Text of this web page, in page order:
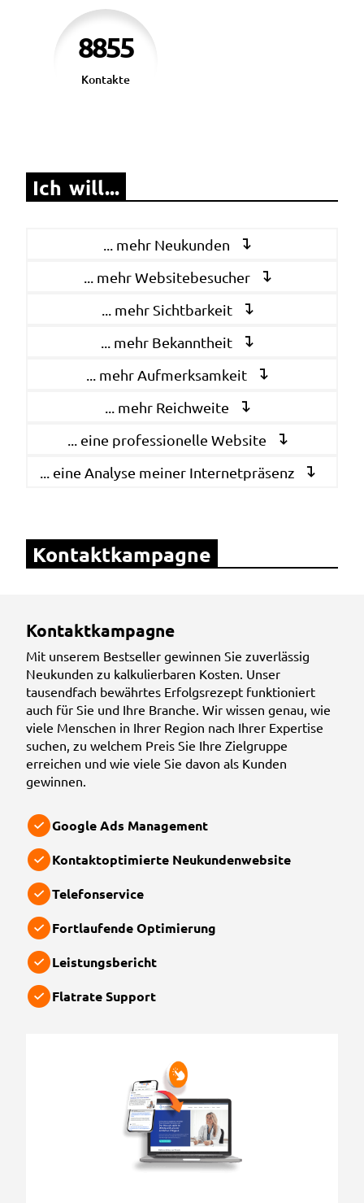
8855
Kontakte
Ich will...
... mehr Neukunden
... mehr Websitebesucher
... mehr Sichtbarkeit
... mehr Bekanntheit
... mehr Aufmerksamkeit
... mehr Reichweite
... eine professionelle Website
... eine Analyse meiner Internetpräsenz
Kontaktkampagne
Kontaktkampagne
Mit unserem Bestseller gewinnen Sie zuverlässig
Neukunden zu kalkulierbaren Kosten. Unser
tausendfach bewährtes Erfolgsrezept funktioniert
auch für Sie und Ihre Branche. Wir wissen genau, wie
viele Menschen in Ihrer Region nach Ihrer Expertise
suchen, zu welchem Preis Sie Ihre Zielgruppe
erreichen und wie viele Sie davon als Kunden
gewinnen.
Google Ads Management
Kontaktoptimierte Neukundenwebsite
Telefonservice
Fortlaufende Optimierung
Leistungsbericht
Flatrate Support